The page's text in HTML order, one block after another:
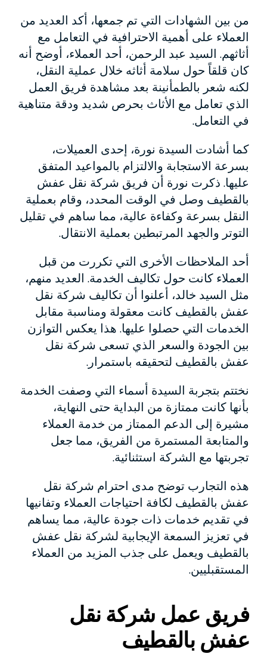
من بين الشهادات التي تم جمعها، أكد العديد من
العملاء على أهمية الاحترافية في التعامل مع
أثاثهم. السيد عبد الرحمن، أحد العملاء، أوضح أنه
كان قلقاً حول سلامة أثاثه خلال عملية النقل،
لكنه شعر بالطمأنينة بعد مشاهدة فريق العمل
الذي تعامل مع الأثاث بحرص شديد ودقة متناهية
في التعامل.
كما أشادت السيدة نورة، إحدى العميلات،
بسرعة الاستجابة والالتزام بالمواعيد المتفق
عليها. ذكرت نورة أن فريق شركة نقل عفش
بالقطيف وصل في الوقت المحدد، وقام بعملية
النقل بسرعة وكفاءة عالية، مما ساهم في تقليل
التوتر والجهد المرتبطين بعملية الانتقال.
أحد الملاحظات الأخرى التي تكررت من قبل
العملاء كانت حول تكاليف الخدمة. العديد منهم،
مثل السيد خالد، أعلنوا أن تكاليف شركة نقل
عفش بالقطيف كانت معقولة ومناسبة مقابل
الخدمات التي حصلوا عليها. هذا يعكس التوازن
بين الجودة والسعر الذي تسعى شركة نقل
عفش بالقطيف لتحقيقه باستمرار.
نختتم بتجربة السيدة أسماء التي وصفت الخدمة
بأنها كانت ممتازة من البداية حتى النهاية،
مشيرة إلى الدعم الممتاز من خدمة العملاء
والمتابعة المستمرة من الفريق، مما جعل
تجربتها مع الشركة استثنائية.
هذه التجارب توضح مدى احترام شركة نقل
عفش بالقطيف لكافة احتياجات العملاء وتفانيها
في تقديم خدمات ذات جودة عالية، مما يساهم
في تعزيز السمعة الإيجابية لشركة نقل عفش
بالقطيف ويعمل على جذب المزيد من العملاء
المستقبليين.
فريق عمل شركة نقل
عفش بالقطيف